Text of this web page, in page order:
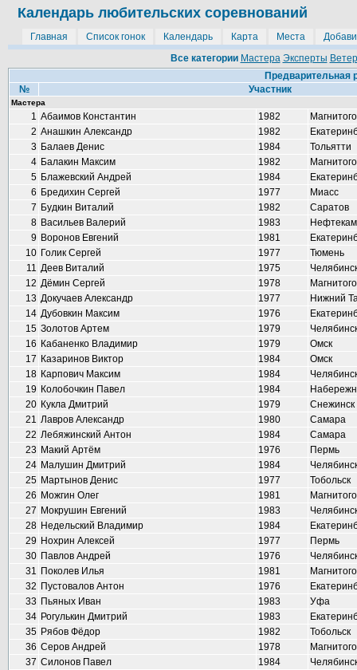
Календарь любительских соревнований
Главная Список гонок Календарь Карта Места
Все категории Мастера Эксперты
Предварительная
№
Участник
Мастера
1 Абаимов Константин 1982
2 Анашкин Александр 1982
3 Балаев Денис 1984
Тольятти
4 Балакин Максим 1982
5 Блажевский Андрей 1984
6 Бредихин Сергей 1977
Миасс
7 Будкин Виталий 1982
Саратов
8 Васильев Валерий 1983
9 Воронов Евгений 1981
10 Голик Сергей 1977
Тюмень
11 Деев Виталий 1975
12 Дёмин Сергей 1978
13 Докучаев Александр 1977
Нижний
14 Дубовкин Максим 1976
15 Золотов Артем 1979
16 Кабаненко Владимир 1979
Омск
17 Казаринов Виктор 1984
Омск
18 Карпович Максим 1984
19 Колобочкин Павел 1984
20 Кукла Дмитрий 1979
Снежинск
21 Лавров Александр 1980
Самара
22 Лебяжинский Антон 1984
Самара
23 Макий Артём 1976
Пермь
24 Малушин Дмитрий 1984
25 Мартынов Денис 1977
Тобольск
26 Можгин Олег 1981
27 Мокрушин Евгений 1983
28 Недельский Владимир 1984
29 Нохрин Алексей 1977
Пермь
30 Павлов Андрей 1976
31 Поколев Илья 1981
32 Пустовалов Антон 1976
33 Пьяных Иван 1983
Уфа
34 Рогулькин Дмитрий 1983
35 Рябов Фёдор 1982
Тобольск
36 Серов Андрей 1978
37 Силонов Павел 1984